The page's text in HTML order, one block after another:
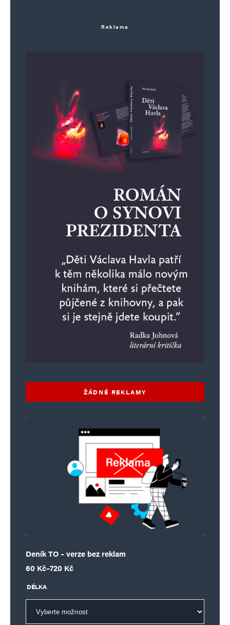
Reklama
ŽÁDNÉ REKLAMY
Deník TO – verze bez reklam
60 Kč–720 Kč
Rozpětí cen: 60 Kč až 720 Kč
DÉLKA